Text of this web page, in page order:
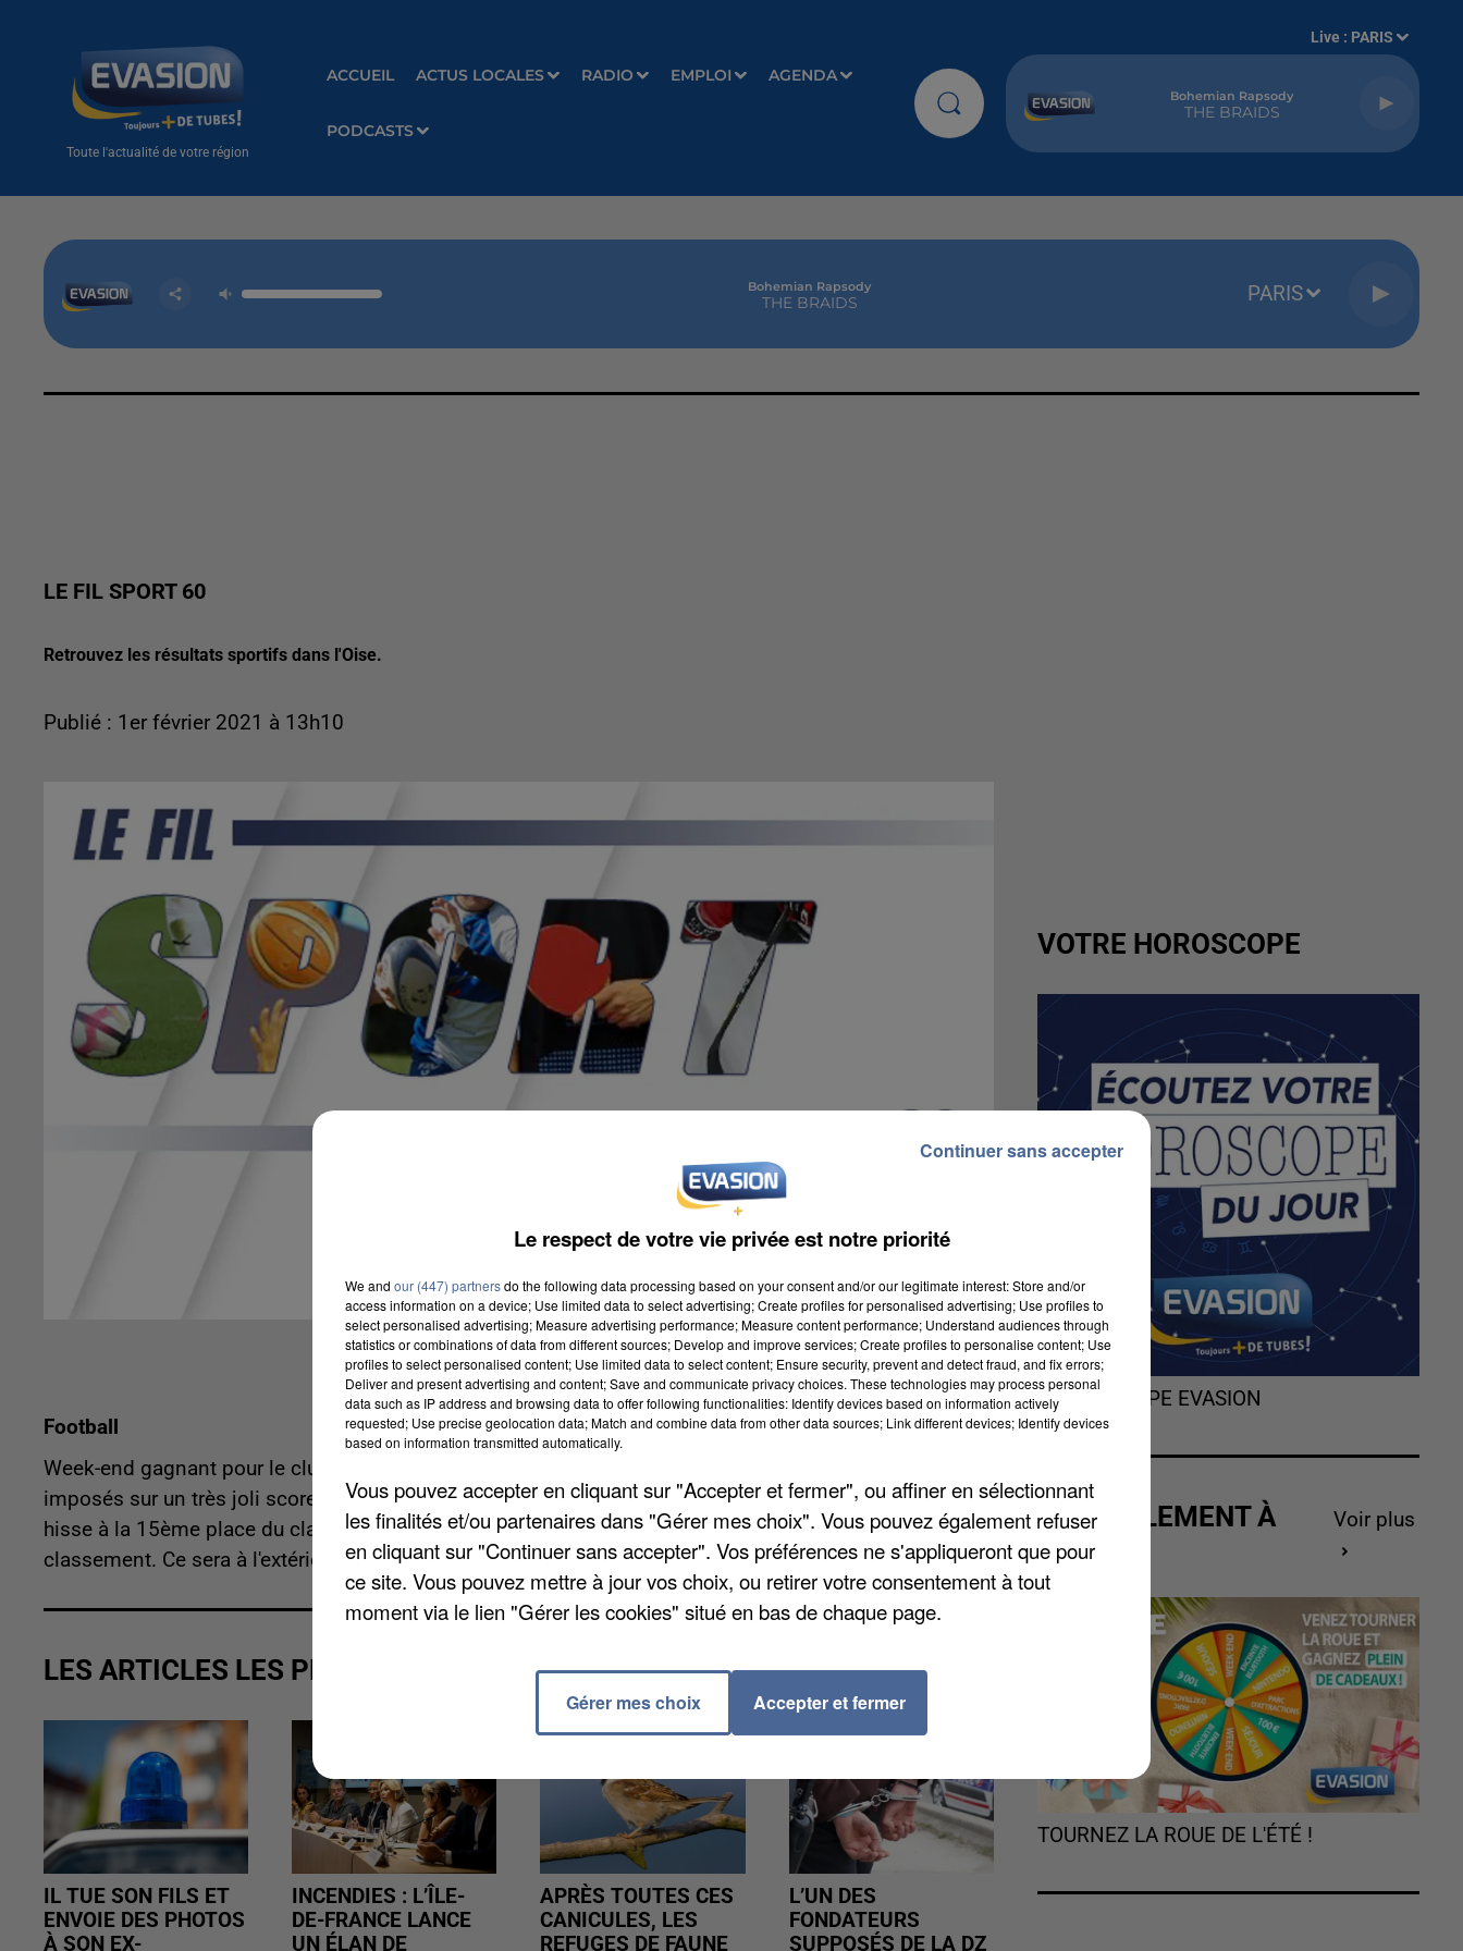
Toute l'actualité de votre région
ACCUEIL ACTUS LOCALES RADIO EMPLOI AGENDA
PODCASTS
Live : PARIS
Bohemian Rapsody
THE BRAIDS
Bohemian Rapsody
THE BRAIDS PARIS
LE FIL SPORT 60
Retrouvez les résultats sportifs dans l'Oise.
Publié : 1er février 2021 à 13h10
Football
Week-end gagnant pour le club de Chambly. Lors de la 22ème journée de ligue 2, les Picards se sont
imposés sur un très joli score de 4-2 face aux normands de Caen. Avec cette victoire le FC Chambly se
hisse à la 15ème place du classement.Demain, le club rencontrera Châteauroux, dernier au
classement. Ce sera à l'extérieur, au Stade Gaston Petit à partir de 20 heures.
LES ARTICLES LES PLUS VUS
IL TUE SON FILS ET
ENVOIE DES PHOTOS
À SON EX-
INCENDIES : L’ÎLE-
DE-FRANCE LANCE
UN ÉLAN DE
APRÈS TOUTES CES
CANICULES, LES
REFUGES DE FAUNE
L’UN DES
FONDATEURS
SUPPOSÉS DE LA DZ
VOTRE HOROSCOPE
L'HOROSCOPE EVASION
ACTUELLEMENT À
GAGNER
Voir plus
TOURNEZ LA ROUE DE L'ÉTÉ !
Le respect de votre vie privée est notre priorité
We and our (447) partnersdo the following data processing based on your consent and/or our legitimate interest: Store and/or
access information on a device; Use limited data to select advertising; Create profiles for personalised advertising; Use profiles to
select personalised advertising; Measure advertising performance; Measure content performance; Understand audiences through
statistics or combinations of data from different sources; Develop and improve services; Create profiles to personalise content; Use
profiles to select personalised content; Use limited data to select content; Ensure security, prevent and detect fraud, and fix errors;
Deliver and present advertising and content; Save and communicate privacy choices. These technologies may process personal
data such as IP address and browsing data to offer following functionalities: Identify devices based on information actively
requested; Use precise geolocation data; Match and combine data from other data sources; Link different devices; Identify devices
based on information transmitted automatically.
Vous pouvez accepter en cliquant sur "Accepter et fermer", ou affiner en sélectionnant
les finalités et/ou partenaires dans "Gérer mes choix". Vous pouvez également refuser
en cliquant sur "Continuer sans accepter". Vos préférences ne s'appliqueront que pour
ce site. Vous pouvez mettre à jour vos choix, ou retirer votre consentement à tout
moment via le lien "Gérer les cookies" situé en bas de chaque page.
Gérer mes choix Accepter et fermer
Continuer sans accepter